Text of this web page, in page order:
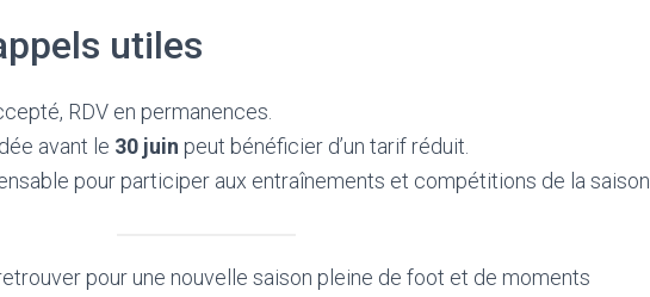
utiles
RDV en permanences.
avant le 30 juin peut bénéficier d’un tarif réduit.
pour participer aux entraînements et compétitions de la saison.
pour une nouvelle saison pleine de foot et de moments